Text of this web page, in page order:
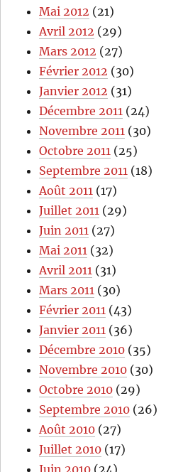
Mai 2012 (21)
Avril 2012 (29)
Mars 2012 (27)
Février 2012 (30)
Janvier 2012 (31)
Décembre 2011 (24)
Novembre 2011 (30)
Octobre 2011 (25)
Septembre 2011 (18)
Août 2011 (17)
Juillet 2011 (29)
Juin 2011 (27)
Mai 2011 (32)
Avril 2011 (31)
Mars 2011 (30)
Février 2011 (43)
Janvier 2011 (36)
Décembre 2010 (35)
Novembre 2010 (30)
Octobre 2010 (29)
Septembre 2010 (26)
Août 2010 (27)
Juillet 2010 (17)